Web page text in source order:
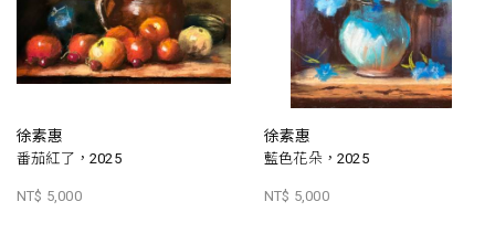
徐素惠
番茄紅了，2025
NT$ 5,000
徐素惠
藍色花朵，2025
NT$ 5,000